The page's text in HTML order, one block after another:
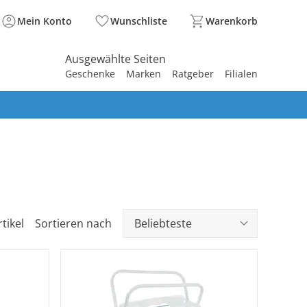
Mein Konto Wunschliste Warenkorb
Ausgewählte Seiten
Geschenke Marken Ratgeber Filialen
Sortieren nach